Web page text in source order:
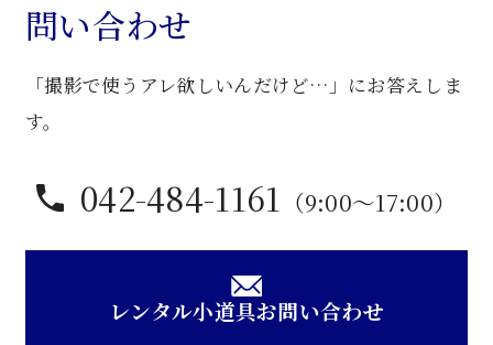
問い合わせ
「撮影で使うアレ欲しいんだけど…」にお答えしま
す。
042-484-1161 （9:00〜17:00）
レンタル小道具お問い合わせ